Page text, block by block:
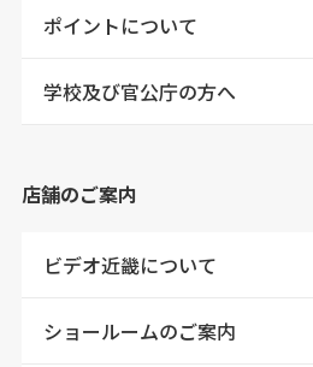
ポイントについて
学校及び官公庁の方へ
店舗のご案内
ビデオ近畿について
ショールームのご案内